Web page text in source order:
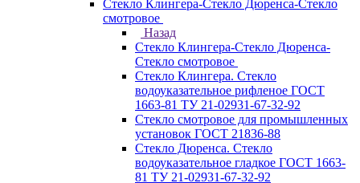
Стекло Клингера-Стекло Дюренса-Стекло
смотровое
Назад
Стекло Клингера-Стекло Дюренса-
Стекло смотровое
Стекло Клингера. Стекло
водоуказательное рифленое ГОСТ
1663-81 ТУ 21-02931-67-32-92
Стекло смотровое для промышленных
установок ГОСТ 21836-88
Стекло Дюренса. Стекло
водоуказательное гладкое ГОСТ 1663-
81 ТУ 21-02931-67-32-92